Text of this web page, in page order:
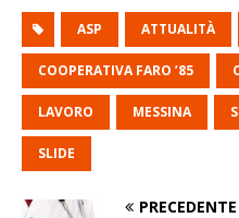
ASP ATTUALITÀ
COOPERATIVA FARO ’85
LAVORO MESSINA
SLIDE
PRECEDENTE